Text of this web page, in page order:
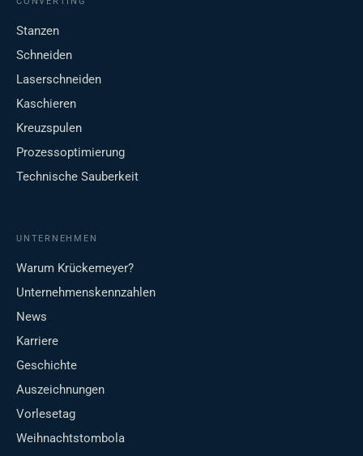
Stanzen
Schneiden
Laserschneiden
Kaschieren
Kreuzspulen
Prozessoptimierung
Technische Sauberkeit
UNTERNEHMEN
Warum Krückemeyer?
Unternehmenskennzahlen
News
Karriere
Geschichte
Auszeichnungen
Vorlesetag
Weihnachtstombola